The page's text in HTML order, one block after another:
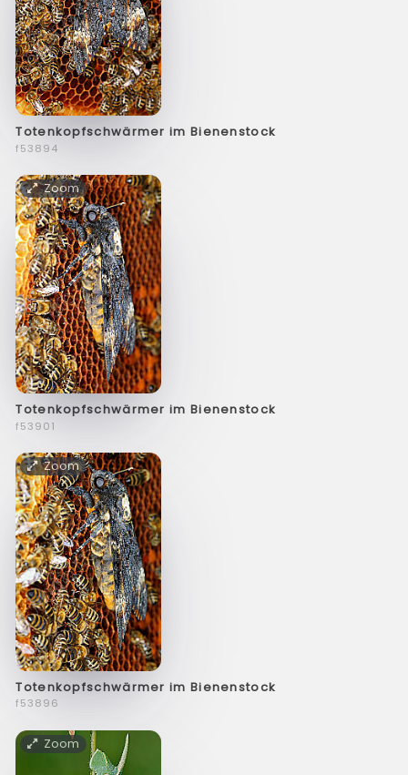
Totenkopfschwärmer im Bienenstock
f53894
Zoom
Totenkopfschwärmer im Bienenstock
f53901
Zoom
Totenkopfschwärmer im Bienenstock
f53896
Zoom